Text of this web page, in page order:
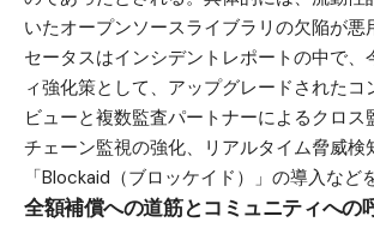
いたオープンソースライブラリの欠陥が悪
セータスはインシデントレポートの中で、
ィ強化策として、アップグレードされたコ
ビューと複数監査パートナーによるクロス
チェーン監視の強化、リアルタイム脅威検
「Blockaid（ブロッケイド）」の導入など
全額補償への道筋とコミュニティへの